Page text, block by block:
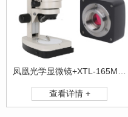
凤凰光学显微镜+XTL-165MT+数码体式显微镜
查看详情 +